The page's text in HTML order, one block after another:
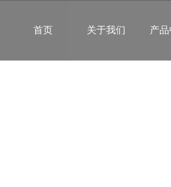
首页 关于我们 产